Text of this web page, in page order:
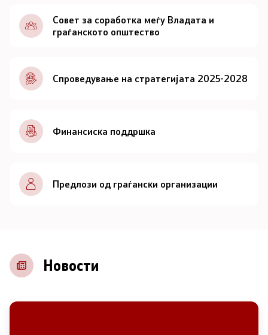
Документи
Совет
За советот
Документи
Записници и дневни редови од седниците на
Советот
Контакт
Совет за соработка меѓу Владата и
граѓанското општество
Спроведување на стратегијата 2025-2028
Финансиска поддршка
Предлози од граѓански организации
Новости